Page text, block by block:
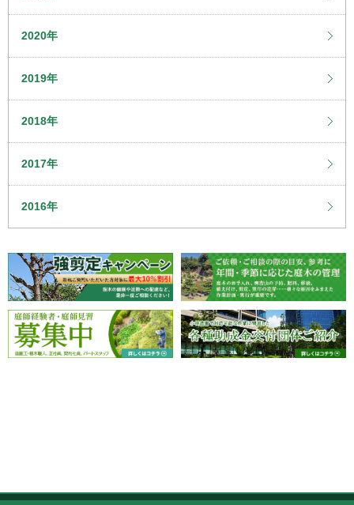
2020年
2019年
2018年
2017年
2016年